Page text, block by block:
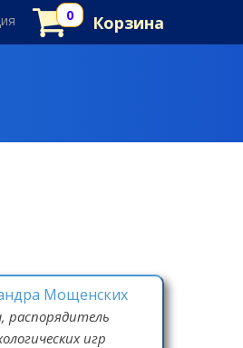
Корзина
Мощенских
распорядитель
игр